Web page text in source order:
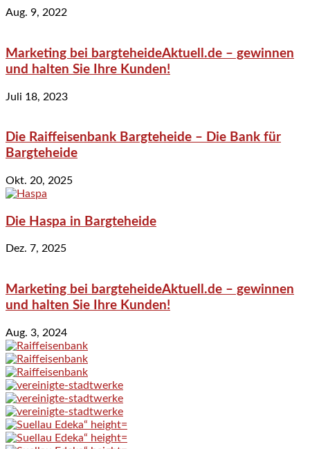
Aug. 9, 2022
Marketing bei bargteheideAktuell.de – gewinnen
und halten Sie Ihre Kunden!
Juli 18, 2023
Die Raiffeisenbank Bargteheide – Die Bank für
Bargteheide
Okt. 20, 2025
Die Haspa in Bargteheide
Dez. 7, 2025
Marketing bei bargteheideAktuell.de – gewinnen
und halten Sie Ihre Kunden!
Aug. 3, 2024